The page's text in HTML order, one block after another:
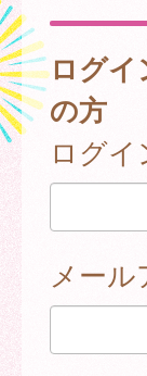
ログイ
の方
ログイ
メール